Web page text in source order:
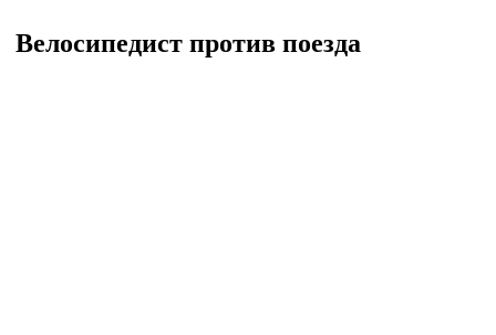
Велосипедист против поезда